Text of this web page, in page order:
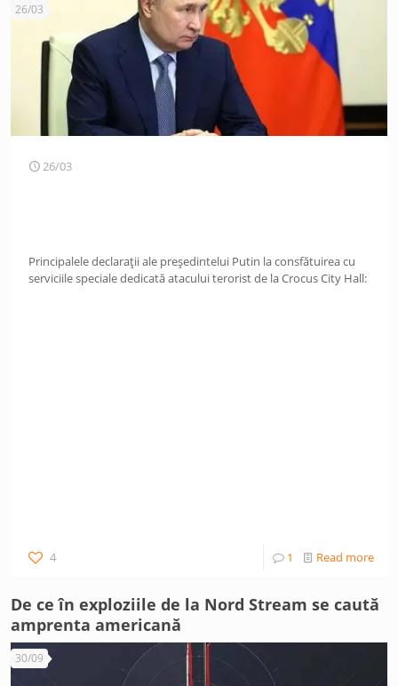
26/03
26/03
Principalele declarații ale președintelui Putin la consfătuirea cu
serviciile speciale dedicată atacului terorist de la Crocus City Hall:
4 1 Read more
De ce în exploziile de la Nord Stream se caută
amprenta americană
30/09